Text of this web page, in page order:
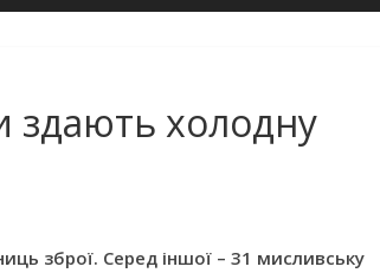
здають холодну
зброї. Серед іншої – 31 мисливську